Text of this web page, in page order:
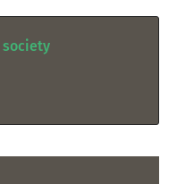
society